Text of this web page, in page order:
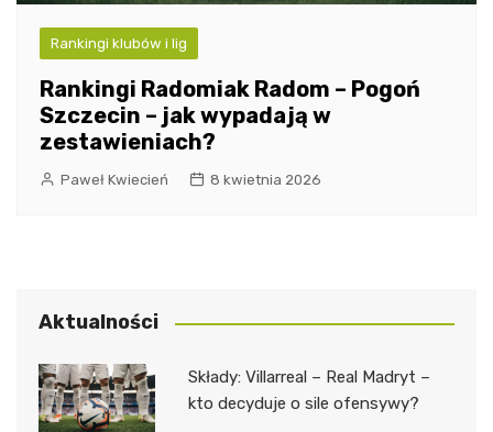
Rankingi klubów i lig
Rankingi Radomiak Radom – Pogoń
Szczecin – jak wypadają w
zestawieniach?
Paweł Kwiecień 8 kwietnia 2026
Aktualności
Składy: Villarreal – Real Madryt –
kto decyduje o sile ofensywy?